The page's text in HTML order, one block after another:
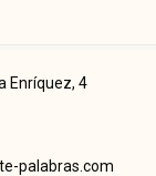
Enríquez, 4
palabras.com